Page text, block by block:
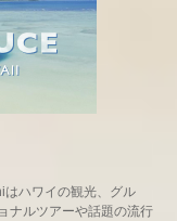
ハワイの観光、グル
ナルツアーや話題の流行